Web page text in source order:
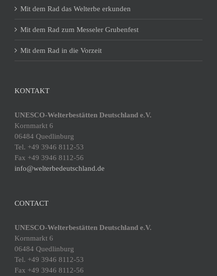
Mit dem Rad das Welterbe erkunden
Mit dem Rad zum Messeler Grubenfest
Mit dem Rad in die Vorzeit
KONTAKT
UNESCO-Welterbestätten Deutschland e.V.
Kornmarkt 6
06484 Quedlinburg
Tel. +49 3946 8112-53
Fax +49 3946 8112-56
info@welterbedeutschland.de
CONTACT
UNESCO-Welterbestätten Deutschland e.V.
Kornmarkt 6
06484 Quedlinburg
Tel. +49 3946 8112-53
Fax +49 3946 8112-56